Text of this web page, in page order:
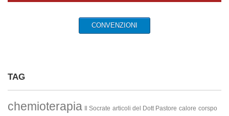
CONVENZIONI
TAG
chemioterapia Il Socrate articoli del Dott Pastore calore corspo